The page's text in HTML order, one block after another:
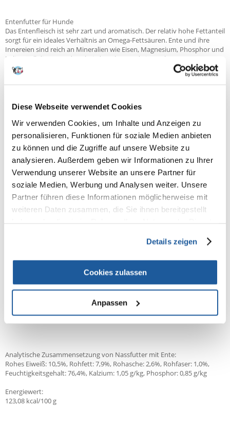
Diese Webseite verwendet Cookies
Wir verwenden Cookies, um Inhalte und Anzeigen zu
personalisieren, Funktionen für soziale Medien anbieten
zu können und die Zugriffe auf unsere Website zu
analysieren. Außerdem geben wir Informationen zu Ihrer
Verwendung unserer Website an unsere Partner für
soziale Medien, Werbung und Analysen weiter. Unsere
Partner führen diese Informationen möglicherweise mit
weiteren Daten zusammen, die Sie ihnen bereitgestellt
Details zeigen
Cookies zulassen
Anpassen
Entenfutter für Hunde
Das Entenfleisch ist sehr zart und aromatisch. Der relativ hohe Fettanteil
sorgt für ein ideales Verhältnis an Omega-Fettsäuren. Ente und ihre
Innereien sind reich an Mineralien wie Eisen, Magnesium, Phosphor und
Kalium. All dies trägt dazu bei, dass Ihr Hund ein starkes Immunsystem
und eine optimale Kondition hat.
Bei den Zusatzstoffen handelt es sich um Karotten, die das Vitamin A
Der Brennwert des Futters und der Zusatz von Hirse ermöglichen die
aktive Hunde.
Der Anteil von 80 % Fleisch und Innereien sorgt für eine hohe
Verdaulichkeit. Eiweiß tierischen Ursprungs wird von Hunden am besten
aufgenommen.
Die wichtigsten Merkmale von Simply from Nature food:
getreidefrei, glutenfrei
Ohne Konservierungsstoffe, künstliche Farbstoffe oder Aromen
Zusammensetzung des Nassfutters mit Ente:
80 % Entenfleisch (davon: 60 % Muskelfleisch, 19 % Muskelmagen, 12,5
% Herz, 8,5 % Nacken), 15 % frische Möhren, 3 % Hirse, 2 % Birne
Analytische Zusammensetzung von Nassfutter mit Ente:
Rohes Eiweiß: 10,5%, Rohfett: 7,9%, Rohasche: 2,6%, Rohfaser: 1,0%,
Feuchtigkeitsgehalt: 76,4%, Kalzium: 1,05 g/kg, Phosphor: 0,85 g/kg
Energiewert:
123,08 kcal/100 g